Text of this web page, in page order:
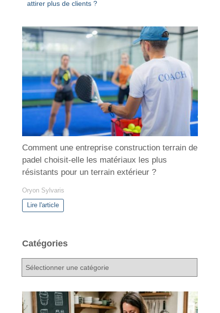
attirer plus de clients ?
Comment une entreprise construction terrain de
padel choisit-elle les matériaux les plus
résistants pour un terrain extérieur ?
Oryon Sylvaris
Lire l'article
Catégories
t
é